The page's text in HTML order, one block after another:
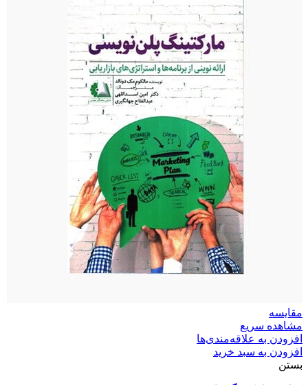
مقایسه
مشاهده سریع
افزودن به علاقه‌مندی‌ها
افزودن به سبد خرید
بستن